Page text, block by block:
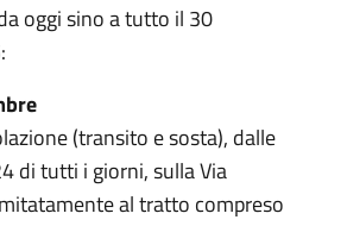
oggi sino a tutto il 30
(transito e sosta), dalle
di tutti i giorni, sulla Via
al tratto compreso